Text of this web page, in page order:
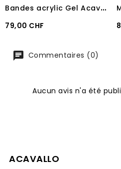
B
andes acrylic Gel Acavallo
Prix
79,00 CHF
Commentaires (0)
Aucun avis n'a été
ACAVALLO